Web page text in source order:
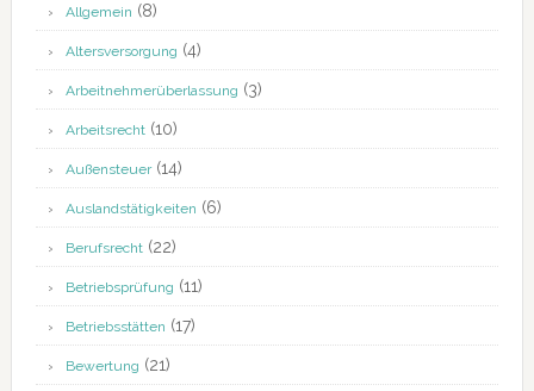
Allgemein (8)
Altersversorgung (4)
Arbeitnehmerüberlassung (3)
Arbeitsrecht(10)
Außensteuer(14)
Auslandstätigkeiten (6)
Berufsrecht(22)
Betriebsprüfung (11)
Betriebsstätten (17)
Bewertung (21)